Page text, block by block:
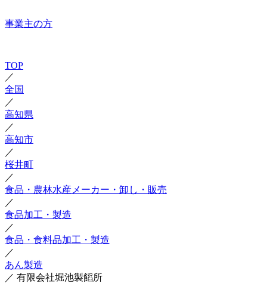
事業主の方
TOP
／
全国
／
高知県
／
高知市
／
桜井町
／
食品・農林水産メーカー・卸し・販売
／
食品加工・製造
／
食品・食料品加工・製造
／
あん製造
／ 有限会社堀池製饀所